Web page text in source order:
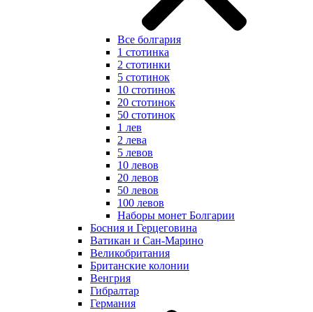
Все болгария
1 стотинка
2 стотинки
5 стотинок
10 стотинок
20 стотинок
50 стотинок
1 лев
2 лева
5 левов
10 левов
20 левов
50 левов
100 левов
Наборы монет Болгарии
Босния и Герцеговина
Ватикан и Сан-Марино
Великобритания
Британские колонии
Венгрия
Гибралтар
Германия